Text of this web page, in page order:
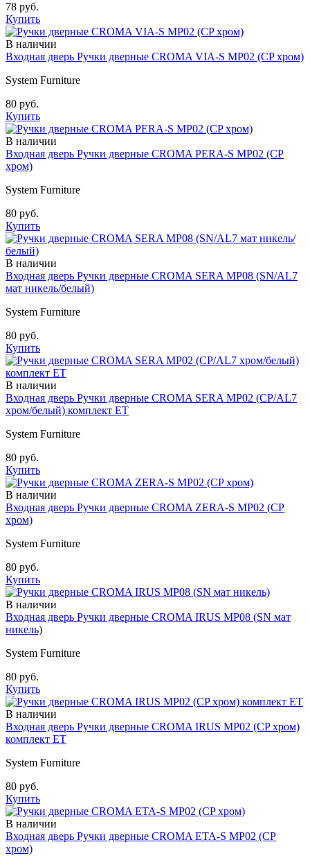
78 руб.
Купить
В наличии
Входная дверь Ручки дверные CROMA VIA-S MP02 (CP хром)
System Furniture
80 руб.
Купить
В наличии
Входная дверь Ручки дверные CROMA PERA-S MP02 (CP
хром)
System Furniture
80 руб.
Купить
В наличии
Входная дверь Ручки дверные CROMA SERA MP08 (SN/AL7
мат никель/белый)
System Furniture
80 руб.
Купить
В наличии
Входная дверь Ручки дверные CROMA SERA MP02 (CP/AL7
хром/белый) комплект ET
System Furniture
80 руб.
Купить
В наличии
Входная дверь Ручки дверные CROMA ZERA-S MP02 (CP
хром)
System Furniture
80 руб.
Купить
В наличии
Входная дверь Ручки дверные CROMA IRUS MP08 (SN мат
никель)
System Furniture
80 руб.
Купить
В наличии
Входная дверь Ручки дверные CROMA IRUS MP02 (CP хром)
комплект ET
System Furniture
80 руб.
Купить
В наличии
Входная дверь Ручки дверные CROMA ETA-S MP02 (CP
хром)